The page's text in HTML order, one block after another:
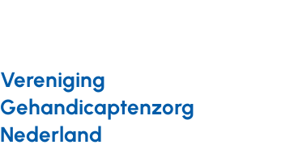
Vereniging
Gehandicaptenzorg
Nederland